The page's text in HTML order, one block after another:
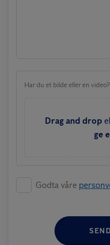
Har du et bilde eller en
Drag and drop
ge
Godta våre